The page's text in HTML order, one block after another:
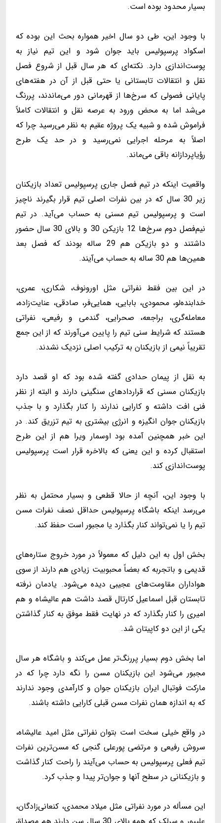
بسیار محدود بوده است.
با وجود این، طی دو سال اخیر همواره بحث این بوده که
اسکواد پرسپولیس باید جوان شود و این تیم نیاز به
پوست‌اندازی دارد. نکته‌ای که هر سال قبل از شروع فصل
نقل و انتقالات تابستانی یا حتی قبل از آن در هفته‌های
پایانی فصولی که سرخ‌ها از قهرمانی دور می‌ماندند، پررنگ
می‌شد اما به محض ورود به عرصه نقل و انتقالات کاملاً
فراموش شده و شبیه یک پروژه عقیم به نظر می‌رسید چرا که
اصلاً به مرحله اجرایی نمی‌رسید و در حد یک طرح
رؤیاپردازانه باقی می‌ماند.
واقعیت اینکه در تیم فصل جاری پرسپولیس تعداد بازیکنان
زیر 30 سال که در بین نفرات اصلی تیم قرار بگیرند ناچیز
است و پرسپولیس تیم مسنی به حساب می‌آید. در تیم
نیم‌فصل دوم سرخ‌ها 12 بازیکن 30 و بالای 30 سال حضور
داشتند و دو بازیکن هم 29 ساله بودند که فصل بعد
همین‌ها هم 30 ساله به حساب می‌آیند.
در این بین فقط نفراتی مثل اورونوف، شکاری، عمری،
خدابنده‌لو، محمودی، بابایی، همایی‌فر، صادقی، عنایت‌زاده،
معامله‌گری، براجعه، صحرایی، گندمی و رفیعی، نفراتی
هستند که شرایط سنی تیم را پایین می‌آورند که از این جمع
تقریباً نیمی از بازیکنان به ترکیب اصلی نزدیک نشدند.
به نقل از پیمان حدادی گفته شده بود که او قصد دارد
بازیکنان مسنی که قراردادهای سنگینی دارند و البته از نظر
فنی افت داشته و کارایی ندارند را کنار بگذارد و با جذب
بازیکنان جوان انگیزه و انرژی بیشتری به تیم تزریق کند. در
این خبر همچنین آمده بود اوسمار ویرا هم از این طرح
استقبال کرده و این یعنی که بالاخره قرار است پرسپولیس
پوست‌اندازی کند.
با وجود این، آنچه از حالا قطعی و بسیار محتمل به نظر
می‌رسد اینکه باشگاه پرسپولیس حداقل نصف نفرات مسن
تیم را یا نمی‌تواند کنار بگذارد یا مجبور است حفظ کند.
بخش اول به این دلیل که معمولاً در مورد خروج ستاره‌های
قدیمی و باتجربه که بعضاً محبوبیت زیادی هم دارند از سوی
هواداران مقاومت‌های عجیبی دیده می‌شود. یادمان نرفته
تابستان قبل اسماعیل کارتال قصد داشت هم عالیشاه و هم
امیری را کنار بگذارد که در نهایت فقط موفق به کنار گذاشتن
یکی از این دو کاپیتان شد.
اما بخش دوم بسیار پررنگ‌تر عمل می‌کند و باشگاه هر سال
مجبور می‌شود این بازیکنان مسن را نگه دارد چرا که در
مارکت فوتبال ایران بازیکنان جوان و کارآمدی وجود ندارند
که به اندازه همان نفرات مسن قبلی کارایی داشته باشند.
در واقع خیلی سخت است بتوان نفراتی مثل امید عالیشاه،
سروش رفیعی و مرتضی پورعلی گنجی که مسن‌ترین نفرات
تیم فعلی پرسپولیس به حساب می‌آیند را راحت کنار گذاشت
و بازیکنانی در سطح آنها و جوان‌تر پیدا و جذب کرد.
این مسأله در مورد نفراتی مثل میلاد محمدی، کنعانی‌زادگان،